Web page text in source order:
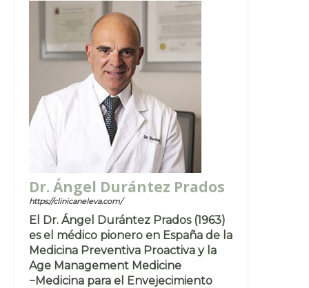
Dr. Ángel Durántez Prados
https://clinicaneleva.com/
El Dr. Ángel Durántez Prados (1963)
es el médico pionero en España de la
Medicina Preventiva Proactiva y la
Age Management Medicine
−Medicina para el Envejecimiento